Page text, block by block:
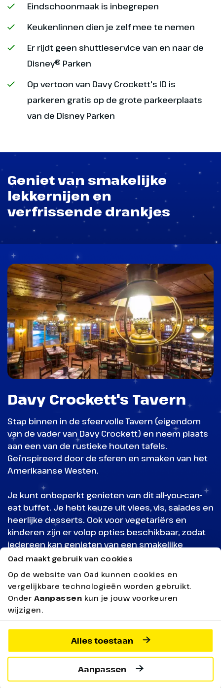
Oad maakt gebruik van cookies
Op de website van Oad kunnen cookies en
vergelijkbare technologieën worden gebruikt.
Onder Aanpassen kun je jouw voorkeuren
wijzigen.
Alles toestaan
Aanpassen
Eindschoonmaak is inbegrepen
Keukenlinnen dien je zelf mee te nemen
Er rijdt geen shuttleservice van en naar de
Disney® Parken
Op vertoon van Davy Crockett's ID is
parkeren gratis op de grote parkeerplaats
van de Disney Parken
Geniet van smakelijke
lekkernijen en
verfrissende drankjes
Davy Crockett's Tavern
Stap binnen in de sfeervolle Tavern (eigendom
van de vader van Davy Crockett) en neem plaats
aan een van de rustieke houten tafels.
Geïnspireerd door de sferen en smaken van het
Amerikaanse Westen.
Je kunt onbeperkt genieten van dit all-you-can-
eat buffet. Je hebt keuze uit vlees, vis, salades en
heerlijke desserts. Ook voor vegetariërs en
kinderen zijn er volop opties beschikbaar, zodat
iedereen kan genieten van een smakelijke
maaltijd.